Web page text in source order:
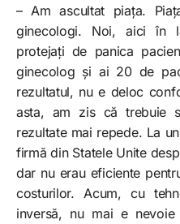
– Am ascultat piața.
ginecologi. Noi, aici în
protejați de panica
ginecolog și ai 20 de
rezultatul, nu e deloc
asta, am zis că trebuie
rezultate mai repede. La
firmă din Statele Unite
dar nu erau eficiente
costurilor. Acum, cu
inversă, nu mai e